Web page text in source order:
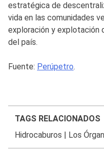
estratégica de
vida en las comunidades
exploración y explotación
del país.
Fuente: Perúpetro.
TAGS RELACIONADOS
Hidrocaburos | Los